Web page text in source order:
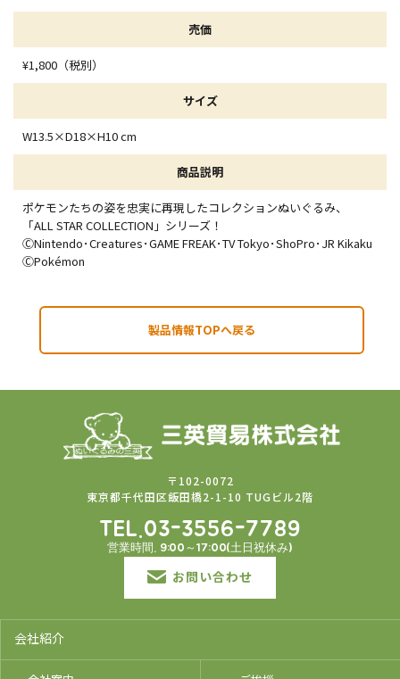
売価
¥1,800（税別）
サイズ
W13.5×D18×H10 cm
商品説明
ポケモンたちの姿を忠実に再現したコレクションぬいぐるみ、
「ALL STAR COLLECTION」シリーズ！
ⒸNintendo･Creatures･GAME FREAK･TV Tokyo･ShoPro･JR Kikaku
ⒸPokémon
製品情報TOPへ戻る
〒102-0072
東京都千代田区飯田橋2-1-10 TUGビル2階
TEL.03-3556-7789
営業時間. 9:00～17:00(土日祝休み)
お問い合わせ
会社紹介